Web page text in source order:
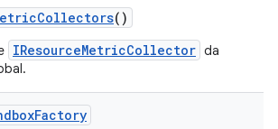
Collectors()
IResourceMetricCollector da
Factory